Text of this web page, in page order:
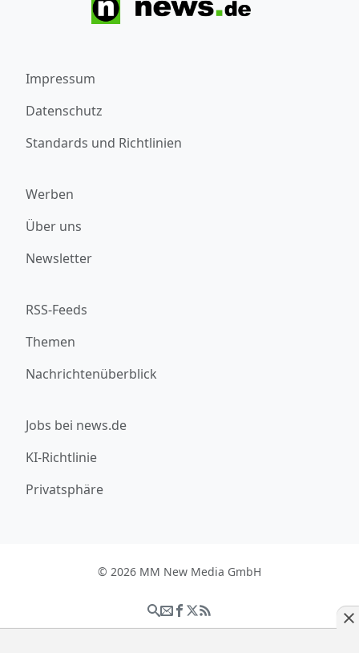
Impressum
Datenschutz
Standards und Richtlinien
Werben
Über uns
Newsletter
RSS-Feeds
Themen
Nachrichtenüberblick
Jobs bei news.de
KI-Richtlinie
Privatsphäre
© 2026 MM New Media GmbH